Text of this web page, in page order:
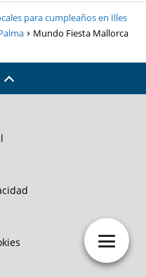
para cumpleaños en Illes
Mundo Fiesta Mallorca